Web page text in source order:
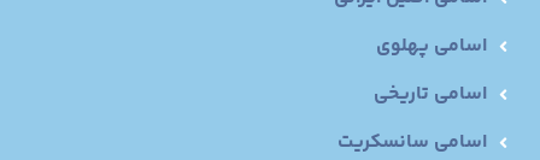
اسامی پهلوی
اسامی تاریخی
اسامی سانسکریت